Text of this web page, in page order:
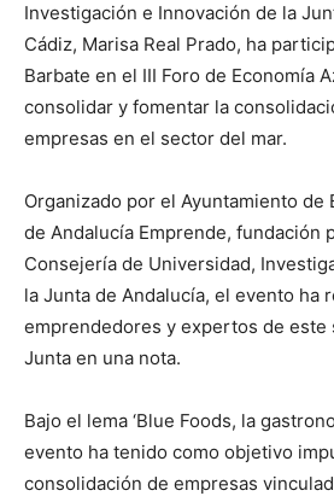
Investigación e Innovación de la
Cádiz, Marisa Real Prado, ha
Barbate en el III Foro de Economía
consolidar y fomentar la
empresas en el sector del mar.
Organizado por el Ayuntamiento de
de Andalucía Emprende, fundación
Consejería de Universidad,
la Junta de Andalucía, el evento ha
emprendedores y expertos de este
Junta en una nota.
Bajo el lema ‘Blue Foods, la
evento ha tenido como objetivo
consolidación de empresas